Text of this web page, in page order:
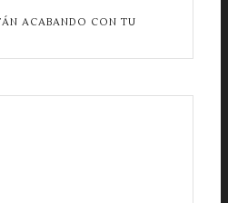
ACABANDO CON TU